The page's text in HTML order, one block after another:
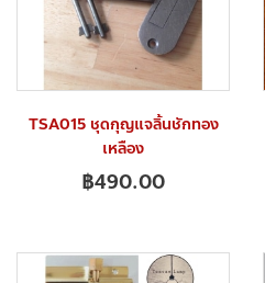
TSA015 ชุดกุญแจลิ้นชักทอง
เหลือง
฿490.00